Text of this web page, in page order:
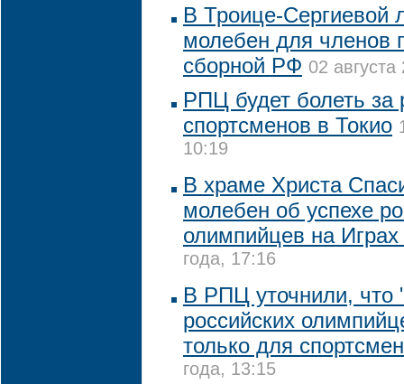
В Троице-Сергиевой
молебен для членов
сборной РФ 02
РПЦ будет болеть за
спортсменов в Токио
10:19
В храме Христа
молебен об успехе
олимпийцев на Играх
года, 17:16
В РПЦ уточнили, что
российских
только для
года, 13:15